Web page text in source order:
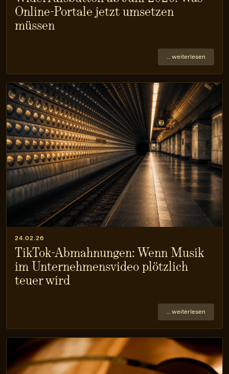
Online-Portale jetzt umsetzen
müssen
… weiterlesen
24.02.26
TikTok-Abmahnungen: Wenn Musik
im Unternehmensvideo plötzlich
teuer wird
… weiterlesen